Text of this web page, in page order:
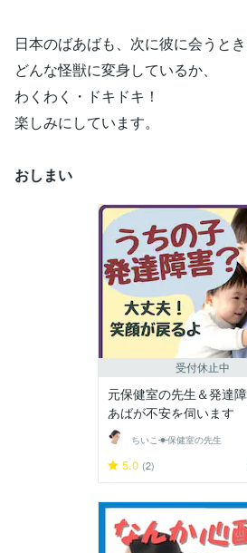
日本のばあばも、次に彼に会うと
どんな怪獣に変身しているか、
わくわく・ドキドキ！
楽しみにしています。
おしまい
受付休止中
元保健室の先生＆発達
あばが不安を伺います
ちいこ☀保健室の先生
5.0 (2)